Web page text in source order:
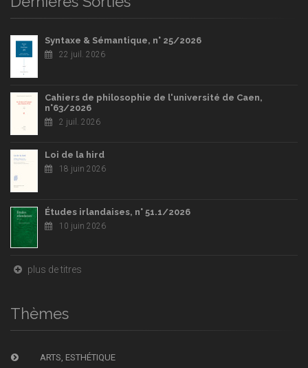
Syntaxe & Sémantique, n° 25/2026
22 juil. 2026
Cahiers de philosophie de l'université de Caen,
n°63/2026
2 juil. 2026
Loi de la hird
18 juin 2026
Études irlandaises, n° 51.1/2026
10 juin 2026
plus de titres
Thèmes
ARTS, ESTHÉTIQUE